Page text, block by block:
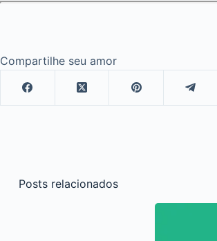
Compartilhe seu amor
Posts relacionados